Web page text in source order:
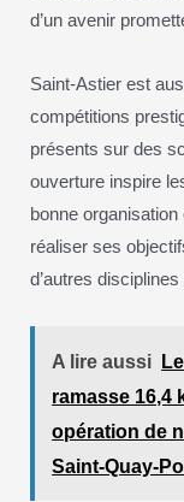
d’un avenir
Saint-Astier est
compétitions
présents sur des
ouverture inspire
bonne
réaliser ses
d’autres
A lire aussi
ramasse 16,4
opération de
Saint-Quay-